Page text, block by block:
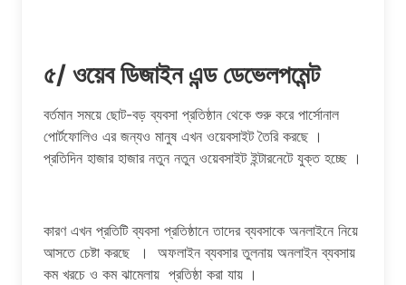
৫/ ওয়েব ডিজাইন এন্ড ডেভেলপমেন্ট
বর্তমান সময়ে ছোট-বড় ব্যবসা প্রতিষ্ঠান থেকে শুরু করে পার্সোনাল
পোর্টফোলিও এর জন্যও মানুষ এখন ওয়েবসাইট তৈরি করছে ।
প্রতিদিন হাজার হাজার নতুন নতুন ওয়েবসাইট ইন্টারনেটে যুক্ত হচ্ছে ।
কারণ এখন প্রতিটি ব্যবসা প্রতিষ্ঠানে তাদের ব্যবসাকে অনলাইনে নিয়ে
আসতে চেষ্টা করছে । অফলাইন ব্যবসার তুলনায় অনলাইন ব্যবসায়
কম খরচে ও কম ঝামেলায় প্রতিষ্ঠা করা যায় ।